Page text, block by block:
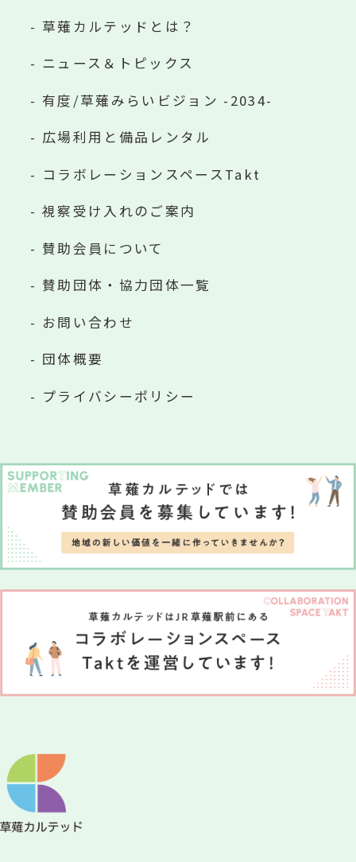
草薙カルテッドとは？
ニュース＆トピックス
有度/草薙みらいビジョン -2034-
広場利用と備品レンタル
コラボレーションスペースTakt
視察受け入れのご案内
賛助会員について
賛助団体・協力団体一覧
お問い合わせ
団体概要
プライバシーポリシー